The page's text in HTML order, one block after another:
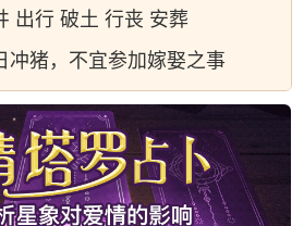
出行 破土 行丧 安葬
冲猪，不宜参加嫁娶之事